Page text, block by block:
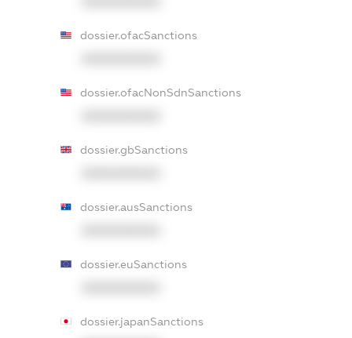
dossier.ofacSanctions
dossier.ofacNonSdnSanctions
dossier.gbSanctions
dossier.ausSanctions
dossier.euSanctions
dossier.japanSanctions